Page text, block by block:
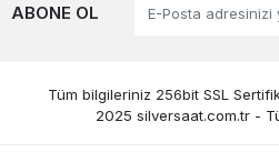
ABONE OL
Tüm bilgileriniz 256bit SSL
2025 silversaat.com.tr -